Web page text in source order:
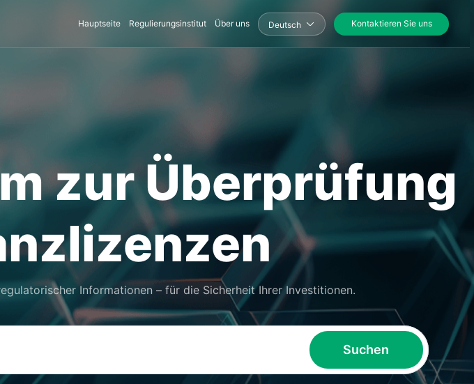
Hauptseite Regulierungsinstitut Über uns Deutsch Kontaktieren Sie uns
zur Überprüfung
Informationen – für die Sicherheit Ihrer Investitionen.
Suchen